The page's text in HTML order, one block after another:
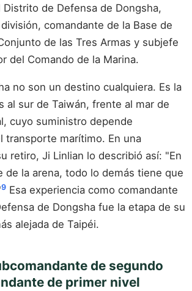
de Defensa de Dongsha,
comandante de la Base de
de las Tres Armas y subjefe
del Comando de la Marina.
no son un destino cualquiera. Es la
al sur de Taiwán, frente al mar de
cuyo suministro depende
transporte marítimo. En una
retiro, Ji Linlian lo describió así: "En
de la arena, todo lo demás tiene que
9 Esa experiencia como comandante
de Dongsha fue la etapa de su
alejada de Taipéi.
de segundo
de primer nivel